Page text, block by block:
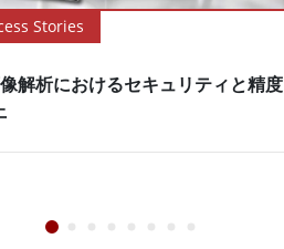
Stories
解析におけるセキュリティと精度